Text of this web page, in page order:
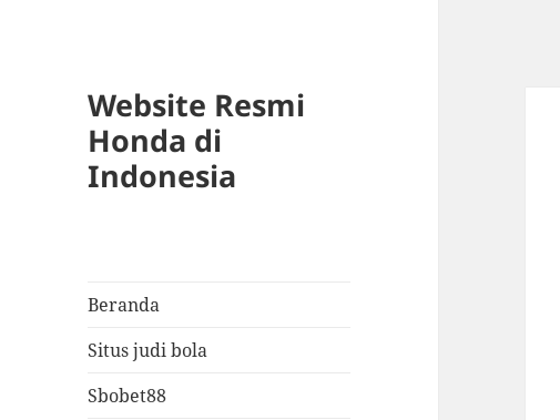
Website Resmi
Honda di
Indonesia
Beranda
Situs judi bola
Sbobet88